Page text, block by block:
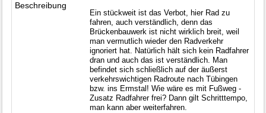
Beschreibung
Ein stückweit ist das Verbot, hier Rad zu
fahren, auch verständlich, denn das
Brückenbauwerk ist nicht wirklich breit, weil
man vermutlich wieder den Radverkehr
ignoriert hat. Natürlich hält sich kein Radfahrer
dran und auch das ist verständlich. Man
befindet sich schließlich auf der äußerst
verkehrswichtigen Radroute nach Tübingen
bzw. ins Ermstal! Wie wäre es mit Fußweg -
Zusatz Radfahrer frei? Dann gilt Schritttempo,
man kann aber weiterfahren.